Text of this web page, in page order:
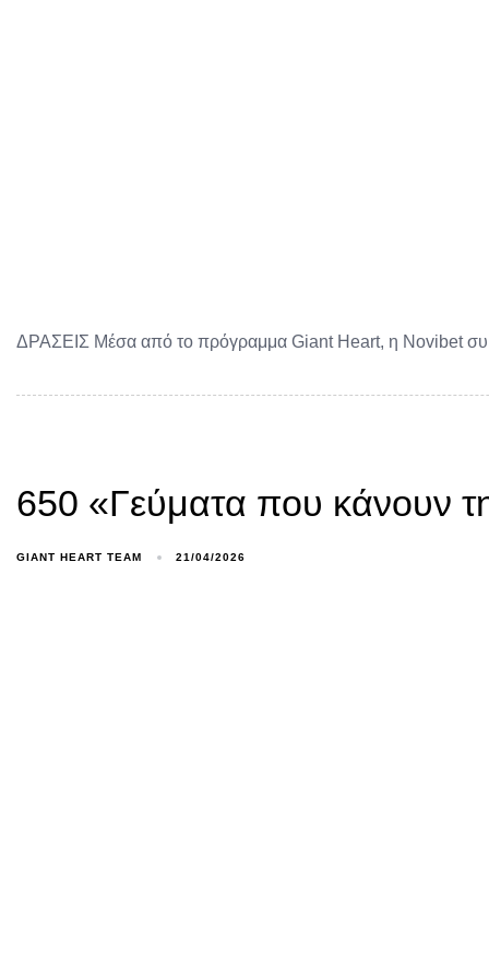
ΔΡΑΣΕΙΣ Μέσα από το πρόγραμμα Giant Heart, η Novibet
650 «Γεύματα που κάνουν
GIANT HEART TEAM 21/04/2026